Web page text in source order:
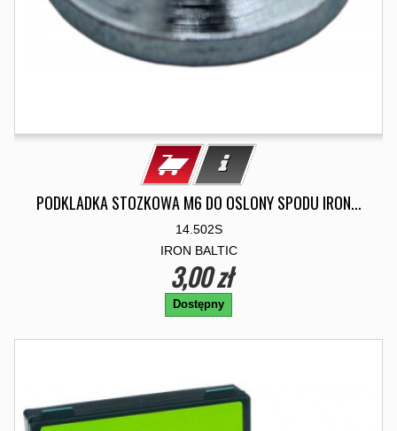
PODKLADKA STOZKOWA M6 DO OSLONY SPODU IRON...
14.502S
IRON BALTIC
3,00 zł
Dostępny